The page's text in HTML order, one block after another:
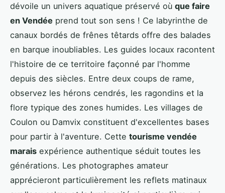
dévoile un univers aquatique préservé où que faire
en Vendée prend tout son sens ! Ce labyrinthe de
canaux bordés de frênes têtards offre des balades
en barque inoubliables. Les guides locaux racontent
l'histoire de ce territoire façonné par l'homme
depuis des siècles. Entre deux coups de rame,
observez les hérons cendrés, les ragondins et la
flore typique des zones humides. Les villages de
Coulon ou Damvix constituent d'excellentes bases
pour partir à l'aventure. Cette tourisme vendée
marais expérience authentique séduit toutes les
générations. Les photographes amateur
apprécieront particulièrement les reflets matinaux